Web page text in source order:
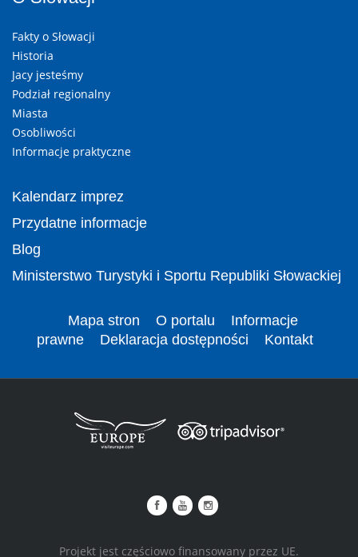
Fakty o Słowacji
Historia
Jacy jesteśmy
Podział regionalny
Miasta
Osobliwości
Informacje praktyczne
Kalendarz imprez
Przydatne informacje
Blog
Ministerstwo Turystyki i Sportu Republiki Słowackiej
Mapa stron O portalu
Informacje
prawne
Deklaracja dostępności Kontakt
Projekt jest częściowo finansowany przez UE.